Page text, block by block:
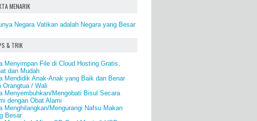
MENARIK
Negara Vatikan adalah Negara yang Besar
& TRIK
Menyimpan File di Cloud Hosting Gratis,
dan Mudah
Mendidik Anak-Anak yang Baik dan Benar
Orangtua / Wali
Menyembuhkan/Mengobati Bisul Secara
dengan Obat Alami
Menghilangkan/Mengurangi Nafsu Makan
Besar